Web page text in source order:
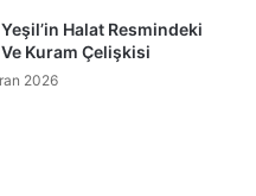
Halat Resmindeki
Kuram Çelişkisi
2026